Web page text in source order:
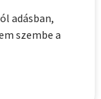
adásban,
szembe a